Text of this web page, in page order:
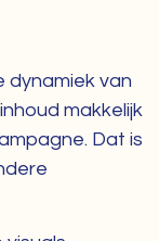
dynamiek van
makkelijk
Dat is